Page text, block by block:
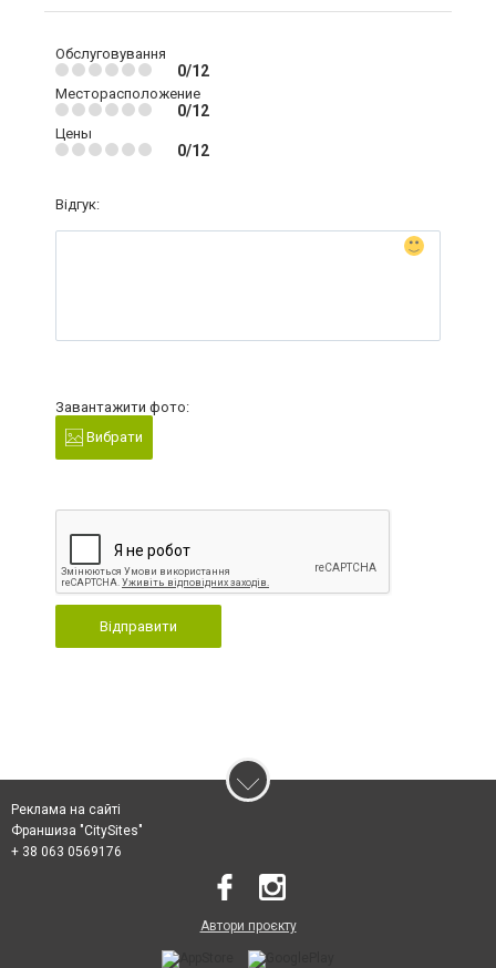
Обслуговування
0/12
Месторасположение
0/12
Цены
0/12
Відгук:
Завантажити фото:
Вибрати
Відправити
Реклама на сайті
Франшиза "CitySites"
+ 38 063 0569176
Автори проєкту